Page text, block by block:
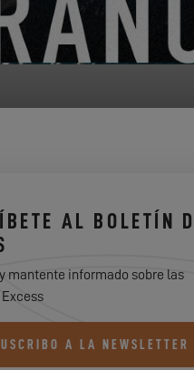
DE 2026 AL 16 DE
2026 EN FLORIDA
AL BOLETÍN
mantente informado sobre las
A LA NEWSLETTER